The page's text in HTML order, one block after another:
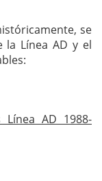
se
la Línea AD y el
Línea AD 1988-